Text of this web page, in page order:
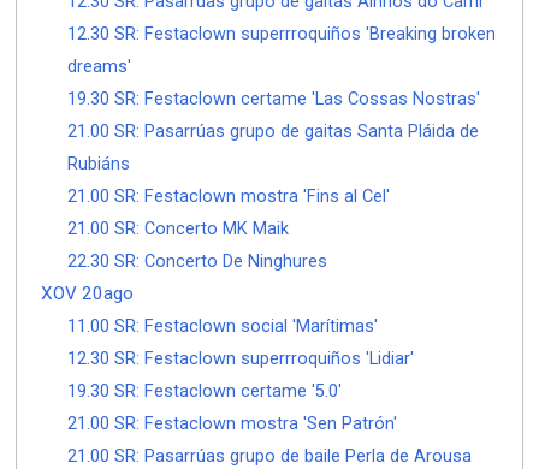
12.30 SR: Festaclown superrroquiños 'Breaking broken
dreams'
19.30 SR: Festaclown certame 'Las Cossas Nostras'
21.00 SR: Pasarrúas grupo de gaitas Santa Pláida de
Rubiáns
21.00 SR: Festaclown mostra 'Fins al Cel'
21.00 SR: Concerto MK Maik
22.30 SR: Concerto De Ninghures
XOV 20ago
11.00 SR: Festaclown social 'Marítimas'
12.30 SR: Festaclown superrroquiños 'Lidiar'
19.30 SR: Festaclown certame '5.0'
21.00 SR: Festaclown mostra 'Sen Patrón'
21.00 SR: Pasarrúas grupo de baile Perla de Arousa